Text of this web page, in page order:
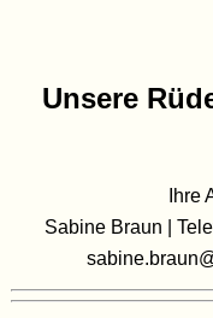
Unsere
Ihre
Sabine Braun |